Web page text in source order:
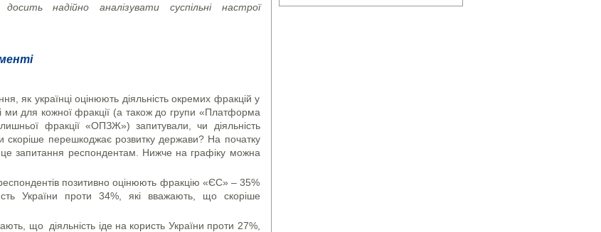
надійно аналізувати суспільні настрої
як українці оцінюють діяльність окремих фракцій у
ми для кожної фракції (а також до групи «Платформа
фракції «ОПЗЖ») запитували, чи діяльність
скоріше перешкоджає розвитку держави? На початку
запитання респондентам. Нижче на графіку можна
позитивно оцінюють фракцію «ЄС» – 35%
України проти 34%, які вважають, що скоріше
що діяльність іде на користь України проти 27%,